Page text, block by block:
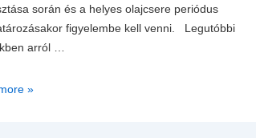
során és a helyes olajcsere periódus
figyelembe kell venni. Legutóbbi
arról …
»